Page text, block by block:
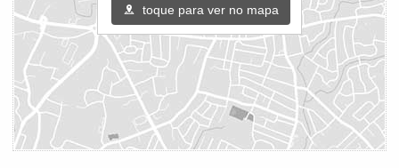
toque para ver no mapa